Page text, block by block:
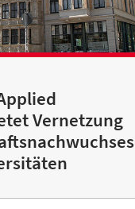
Vernetzung